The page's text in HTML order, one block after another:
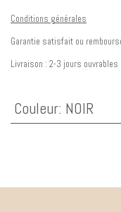
Conditions générales
Garantie satisfait ou
Livraison : 2-3 jours ouvrables
Couleur: NOIR